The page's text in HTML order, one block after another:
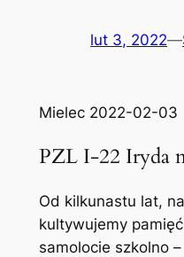
lut 3, 2022—
Mielec 2022-02-03
PZL I-22 Iryda
Od kilkunastu lat,
kultywujemy
samolocie szkolno